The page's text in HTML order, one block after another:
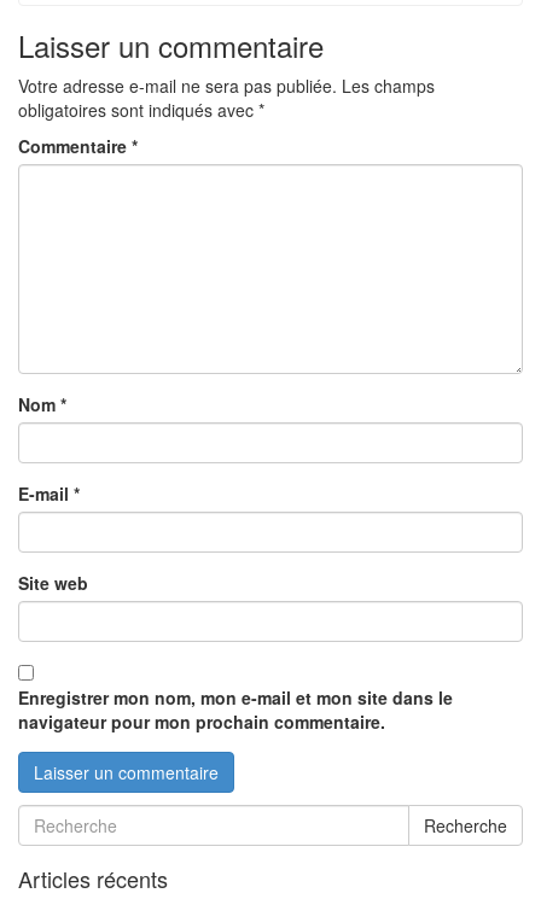
Laisser un commentaire
Votre adresse e-mail ne sera pas publiée. Les champs
obligatoires sont indiqués avec *
Commentaire *
Nom *
E-mail *
Site web
Enregistrer mon nom, mon e-mail et mon site dans le
navigateur pour mon prochain commentaire.
Recherche
Articles récents